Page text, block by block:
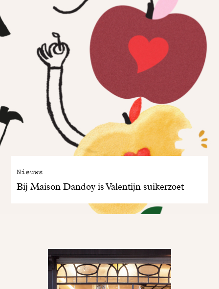
Nieuws
Bij Maison Dandoy is Valentijn suikerzoet